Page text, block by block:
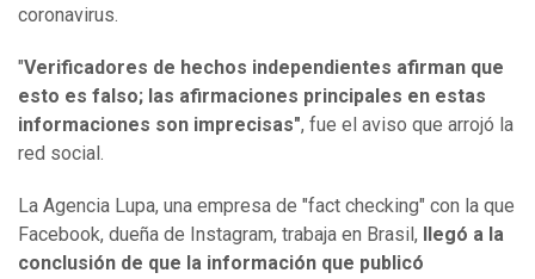
coronavirus.
"Verificadores de hechos independientes afirman que
esto es falso; las afirmaciones principales en estas
informaciones son imprecisas", fue el aviso que arrojó la
red social.
La Agencia Lupa, una empresa de "fact checking" con la que
Facebook, dueña de Instagram, trabaja en Brasil,
llegó a la
conclusión de que la información que publicó